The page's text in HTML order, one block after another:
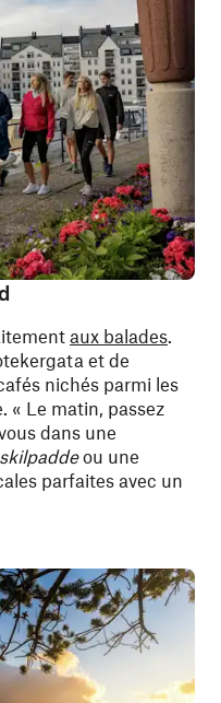
aux balades.
et de
nichés parmi les
« Le matin, passez
dans une
skilpaddeou une
parfaites avec un